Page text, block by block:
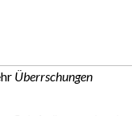
Überrschungen